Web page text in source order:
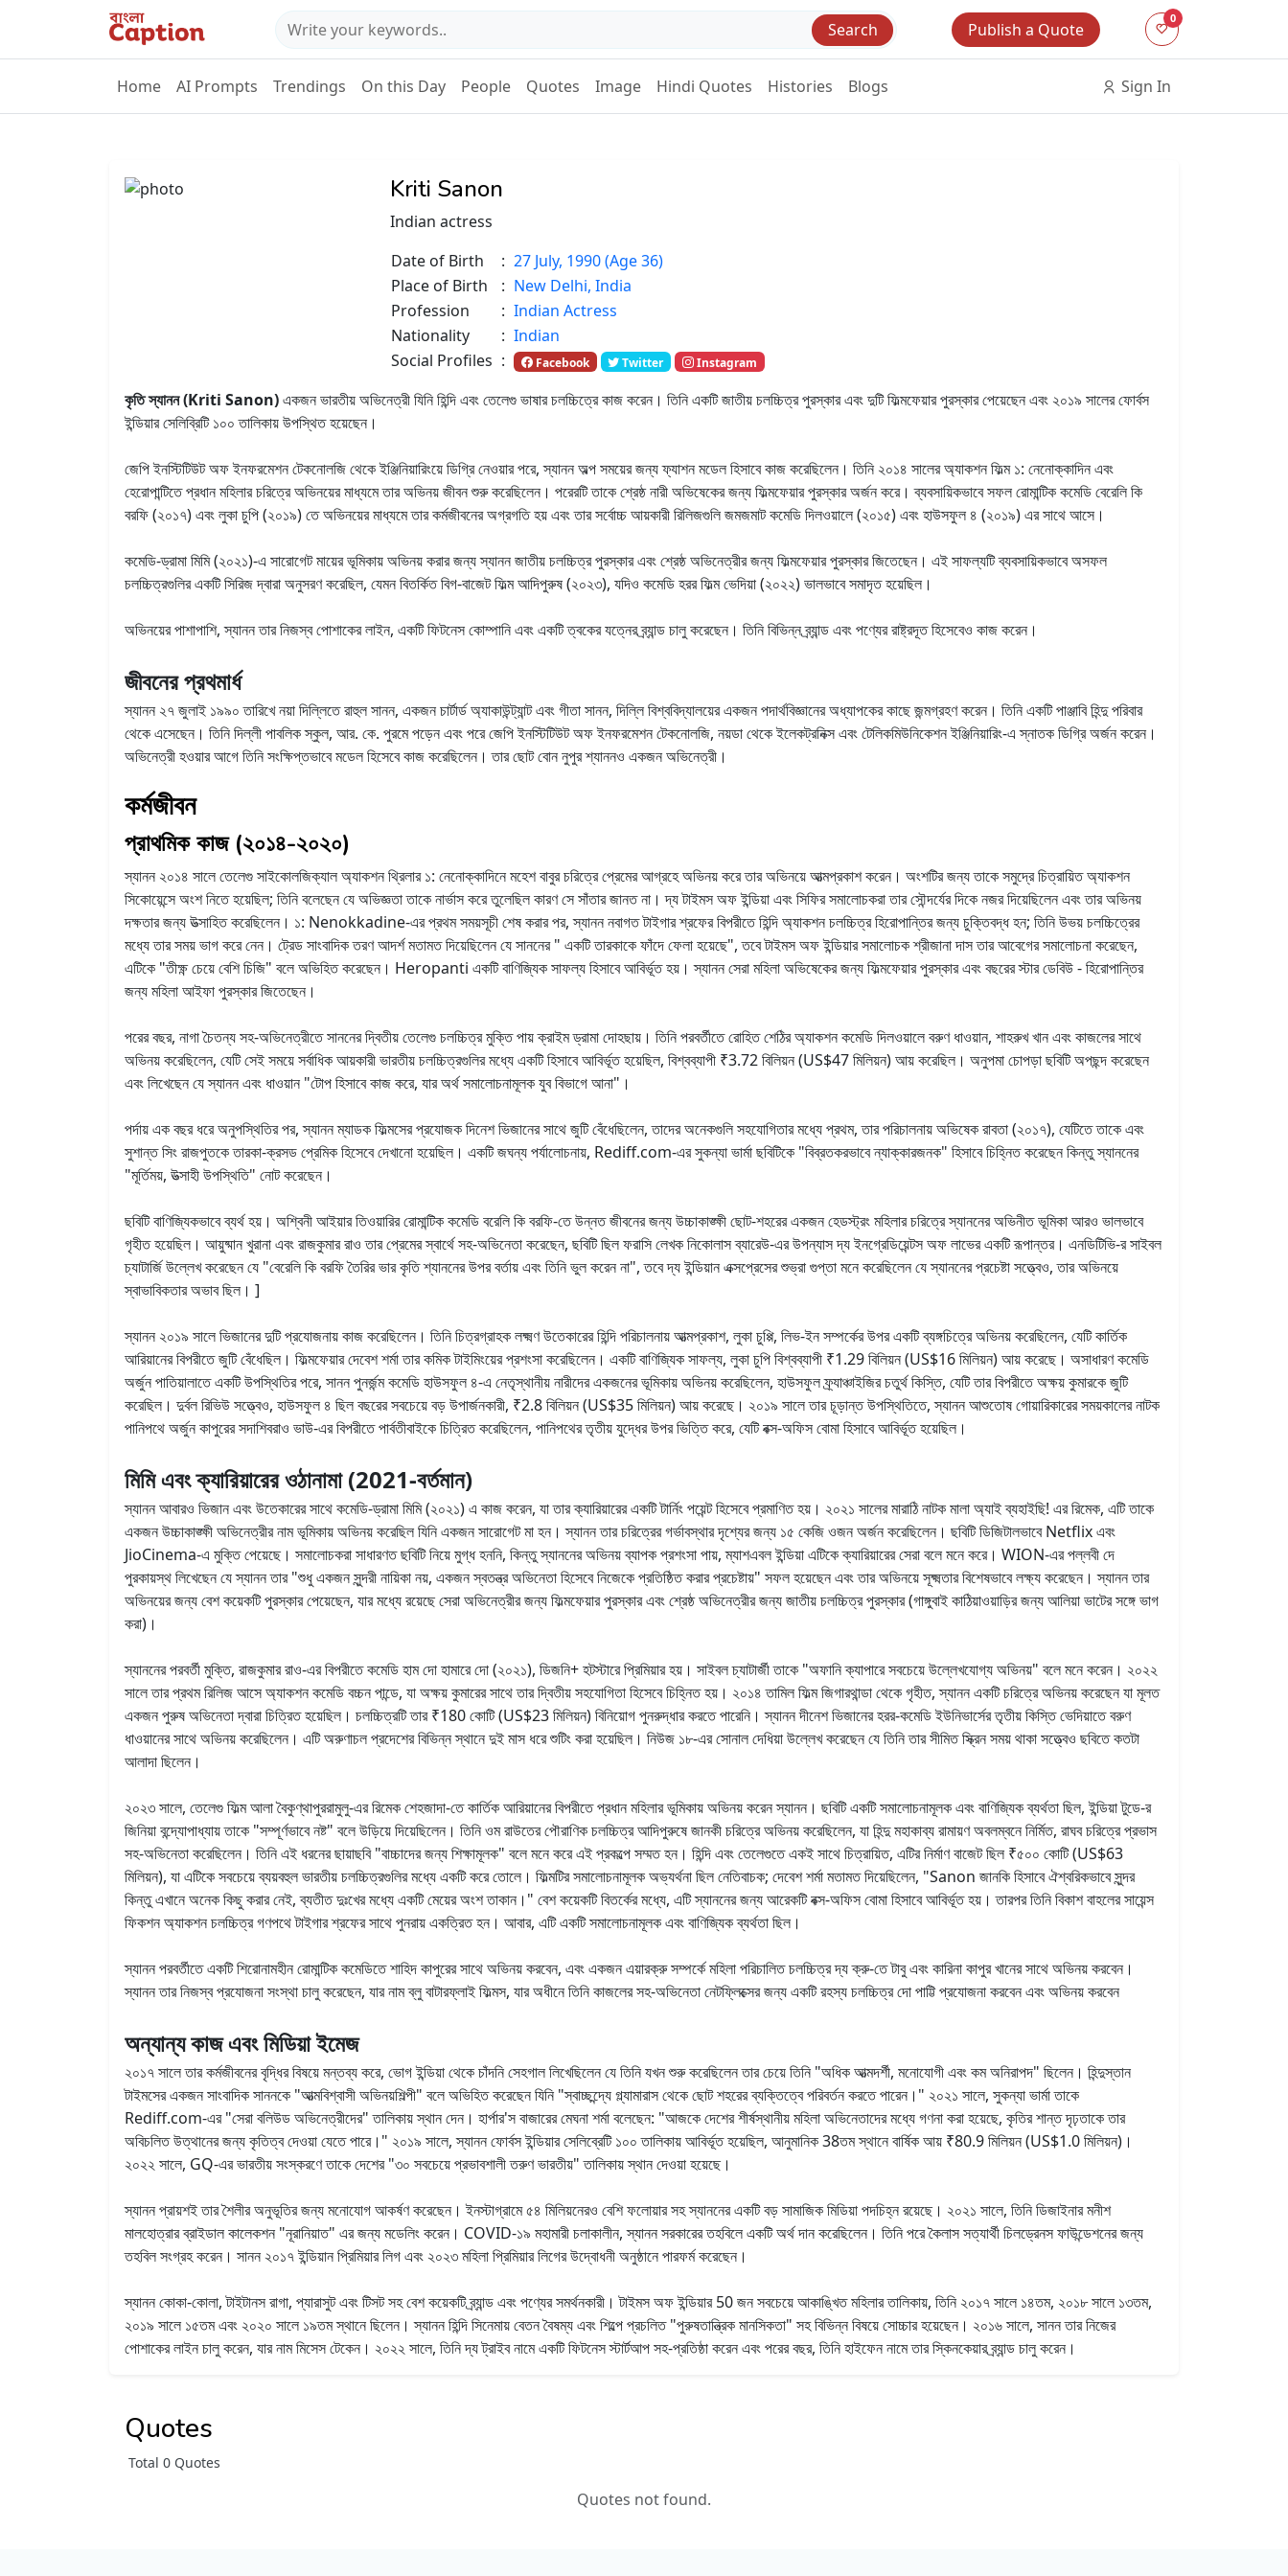
Search Publish a Quote
0
Home AI Prompts Trendings On this Day People Quotes Image Hindi Quotes Histories Blogs Sign In
Kriti Sanon
Indian actress
Date of Birth
: 27 July, 1990 (Age 36)
Place of Birth
: New Delhi, India
Profession
: Indian Actress
Nationality
: Indian
Social Profiles : Facebook Twitter Instagram
কৃতি স্যানন (Kriti Sanon)একজন ভারতীয় অভিনেত্রী যিনি হিন্দি এবং তেলেগু ভাষার চলচ্চিত্রে কাজ করেন। তিনি একটি জাতীয় চলচ্চিত্র পুরস্কার এবং দুটি ফিল্মফেয়ার পুরস্কার পেয়েছেন এবং ২০১৯ সালের ফোর্বস
ইন্ডিয়ার সেলিব্রিটি ১০০ তালিকায় উপস্থিত হয়েছেন।
জেপি ইনস্টিটিউট অফ ইনফরমেশন টেকনোলজি থেকে ইঞ্জিনিয়ারিংয়ে ডিগ্রি নেওয়ার পরে, স্যানন অল্প সময়ের জন্য ফ্যাশন মডেল হিসাবে কাজ করেছিলেন। তিনি ২০১৪ সালের অ্যাকশন ফিল্ম ১: নেনোক্কাদিন এবং
হেরোপান্টিতে প্রধান মহিলার চরিত্রে অভিনয়ের মাধ্যমে তার অভিনয় জীবন শুরু করেছিলেন। পরেরটি তাকে শ্রেষ্ঠ নারী অভিষেকের জন্য ফিল্মফেয়ার পুরস্কার অর্জন করে। ব্যবসায়িকভাবে সফল রোমান্টিক কমেডি বেরেলি কি
বরফি (২০১৭) এবং লুকা চুপি (২০১৯) তে অভিনয়ের মাধ্যমে তার কর্মজীবনের অগ্রগতি হয় এবং তার সর্বোচ্চ আয়কারী রিলিজগুলি জমজমাট কমেডি দিলওয়ালে (২০১৫) এবং হাউসফুল ৪ (২০১৯) এর সাথে আসে।
কমেডি-ড্রামা মিমি (২০২১)-এ সারোগেট মায়ের ভূমিকায় অভিনয় করার জন্য স্যানন জাতীয় চলচ্চিত্র পুরস্কার এবং শ্রেষ্ঠ অভিনেত্রীর জন্য ফিল্মফেয়ার পুরস্কার জিতেছেন। এই সাফল্যটি ব্যবসায়িকভাবে অসফল
চলচ্চিত্রগুলির একটি সিরিজ দ্বারা অনুসরণ করেছিল, যেমন বিতর্কিত বিগ-বাজেট ফিল্ম আদিপুরুষ (২০২৩), যদিও কমেডি হরর ফিল্ম ভেদিয়া (২০২২) ভালভাবে সমাদৃত হয়েছিল।
অভিনয়ের পাশাপাশি, স্যানন তার নিজস্ব পোশাকের লাইন, একটি ফিটনেস কোম্পানি এবং একটি ত্বকের যত্নের ব্র্যান্ড চালু করেছেন। তিনি বিভিন্ন ব্র্যান্ড এবং পণ্যের রাষ্ট্রদূত হিসেবেও কাজ করেন।
জীবনের প্রথমার্ধ
স্যানন ২৭ জুলাই ১৯৯০ তারিখে নয়া দিল্লিতে রাহুল সানন, একজন চার্টার্ড অ্যাকাউন্ট্যান্ট এবং গীতা সানন, দিল্লি বিশ্ববিদ্যালয়ের একজন পদার্থবিজ্ঞানের অধ্যাপকের কাছে জন্মগ্রহণ করেন। তিনি একটি পাঞ্জাবি হিন্দু পরিবার
থেকে এসেছেন। তিনি দিল্লী পাবলিক স্কুল, আর. কে. পুরমে পড়েন এবং পরে জেপি ইনস্টিটিউট অফ ইনফরমেশন টেকনোলজি, নয়ডা থেকে ইলেকট্রনিক্স এবং টেলিকমিউনিকেশন ইঞ্জিনিয়ারিং-এ স্নাতক ডিগ্রি অর্জন করেন।
অভিনেত্রী হওয়ার আগে তিনি সংক্ষিপ্তভাবে মডেল হিসেবে কাজ করেছিলেন। তার ছোট বোন নুপুর শ্যাননও একজন অভিনেত্রী।
কর্মজীবন
প্রাথমিক কাজ (২০১৪-২০২০)
স্যানন ২০১৪ সালে তেলেগু সাইকোলজিক্যাল অ্যাকশন থ্রিলার ১: নেনোক্কাদিনে মহেশ বাবুর চরিত্রে প্রেমের আগ্রহে অভিনয় করে তার অভিনয়ে আত্মপ্রকাশ করেন। অংশটির জন্য তাকে সমুদ্রে চিত্রায়িত অ্যাকশন
সিকোয়েন্সে অংশ নিতে হয়েছিল; তিনি বলেছেন যে অভিজ্ঞতা তাকে নার্ভাস করে তুলেছিল কারণ সে সাঁতার জানত না। দ্য টাইমস অফ ইন্ডিয়া এবং সিফির সমালোচকরা তার সৌন্দর্যের দিকে নজর দিয়েছিলেন এবং তার অভিনয়
দক্ষতার জন্য উত্সাহিত করেছিলেন। ১: Nenokkadine-এর প্রথম সময়সূচী শেষ করার পর, স্যানন নবাগত টাইগার শ্রফের বিপরীতে হিন্দি অ্যাকশন চলচ্চিত্র হিরোপান্তির জন্য চুক্তিবদ্ধ হন; তিনি উভয় চলচ্চিত্রের
মধ্যে তার সময় ভাগ করে নেন। ট্রেড সাংবাদিক তরণ আদর্শ মতামত দিয়েছিলেন যে সাননের " একটি তারকাকে ফাঁদে ফেলা হয়েছে", তবে টাইমস অফ ইন্ডিয়ার সমালোচক শ্রীজানা দাস তার আবেগের সমালোচনা করেছেন,
এটিকে "তীক্ষ্ণ চেয়ে বেশি চিজি" বলে অভিহিত করেছেন। Heropanti একটি বাণিজ্যিক সাফল্য হিসাবে আবির্ভূত হয়। স্যানন সেরা মহিলা অভিষেকের জন্য ফিল্মফেয়ার পুরস্কার এবং বছরের স্টার ডেবিউ - হিরোপান্তির
জন্য মহিলা আইফা পুরস্কার জিতেছেন।
পরের বছর, নাগা চৈতন্য সহ-অভিনেত্রীতে সাননের দ্বিতীয় তেলেগু চলচ্চিত্র মুক্তি পায় ক্রাইম ড্রামা দোহছায়। তিনি পরবর্তীতে রোহিত শেঠির অ্যাকশন কমেডি দিলওয়ালে বরুণ ধাওয়ান, শাহরুখ খান এবং কাজলের সাথে
অভিনয় করেছিলেন, যেটি সেই সময়ে সর্বাধিক আয়কারী ভারতীয় চলচ্চিত্রগুলির মধ্যে একটি হিসাবে আবির্ভূত হয়েছিল, বিশ্বব্যাপী ₹3.72 বিলিয়ন (US$47 মিলিয়ন) আয় করেছিল। অনুপমা চোপড়া ছবিটি অপছন্দ করেছেন
এবং লিখেছেন যে স্যানন এবং ধাওয়ান "টোপ হিসাবে কাজ করে, যার অর্থ সমালোচনামূলক যুব বিভাগে আনা"।
পর্দায় এক বছর ধরে অনুপস্থিতির পর, স্যানন ম্যাডক ফিল্মসের প্রযোজক দিনেশ ভিজানের সাথে জুটি বেঁধেছিলেন, তাদের অনেকগুলি সহযোগিতার মধ্যে প্রথম, তার পরিচালনায় অভিষেক রাবতা (২০১৭), যেটিতে তাকে এবং
সুশান্ত সিং রাজপুতকে তারকা-ক্রসড প্রেমিক হিসেবে দেখানো হয়েছিল। একটি জঘন্য পর্যালোচনায়, Rediff.com-এর সুকন্যা ভার্মা ছবিটিকে "বিব্রতকরভাবে ন্যাক্কারজনক" হিসাবে চিহ্নিত করেছেন কিন্তু স্যাননের
"মূর্তিময়, উত্সাহী উপস্থিতি" নোট করেছেন।
ছবিটি বাণিজ্যিকভাবে ব্যর্থ হয়। অশ্বিনী আইয়ার তিওয়ারির রোমান্টিক কমেডি বরেলি কি বরফি-তে উন্নত জীবনের জন্য উচ্চাকাঙ্ক্ষী ছোট-শহরের একজন হেডস্ট্রং মহিলার চরিত্রে স্যাননের অভিনীত ভূমিকা আরও ভালভাবে
গৃহীত হয়েছিল। আয়ুষ্মান খুরানা এবং রাজকুমার রাও তার প্রেমের স্বার্থে সহ-অভিনেতা করেছেন, ছবিটি ছিল ফরাসি লেখক নিকোলাস ব্যারেউ-এর উপন্যাস দ্য ইনগ্রেডিয়েন্টস অফ লাভের একটি রূপান্তর। এনডিটিভি-র সাইবল
চ্যাটার্জি উল্লেখ করেছেন যে "বেরেলি কি বরফি তৈরির ভার কৃতি শ্যাননের উপর বর্তায় এবং তিনি ভুল করেন না", তবে দ্য ইন্ডিয়ান এক্সপ্রেসের শুভ্রা গুপ্তা মনে করেছিলেন যে স্যাননের প্রচেষ্টা সত্ত্বেও, তার অভিনয়ে
স্বাভাবিকতার অভাব ছিল। ]
স্যানন ২০১৯ সালে ভিজানের দুটি প্রযোজনায় কাজ করেছিলেন। তিনি চিত্রগ্রাহক লক্ষ্মণ উতেকারের হিন্দি পরিচালনায় আত্মপ্রকাশ, লুকা চুপ্পি, লিভ-ইন সম্পর্কের উপর একটি ব্যঙ্গচিত্রে অভিনয় করেছিলেন, যেটি কার্তিক
আরিয়ানের বিপরীতে জুটি বেঁধেছিল। ফিল্মফেয়ার দেবেশ শর্মা তার কমিক টাইমিংয়ের প্রশংসা করেছিলেন। একটি বাণিজ্যিক সাফল্য, লুকা চুপি বিশ্বব্যাপী ₹1.29 বিলিয়ন (US$16 মিলিয়ন) আয় করেছে। অসাধারণ কমেডি
অর্জুন পাতিয়ালাতে একটি উপস্থিতির পরে, সানন পুনর্জন্ম কমেডি হাউসফুল ৪-এ নেতৃস্থানীয় নারীদের একজনের ভূমিকায় অভিনয় করেছিলেন, হাউসফুল ফ্র্যাঞ্চাইজির চতুর্থ কিস্তি, যেটি তার বিপরীতে অক্ষয় কুমারকে জুটি
করেছিল। দুর্বল রিভিউ সত্ত্বেও, হাউসফুল ৪ ছিল বছরের সবচেয়ে বড় উপার্জনকারী, ₹2.8 বিলিয়ন (US$35 মিলিয়ন) আয় করেছে। ২০১৯ সালে তার চূড়ান্ত উপস্থিতিতে, স্যানন আশুতোষ গোয়ারিকারের সময়কালের নাটক
পানিপথে অর্জুন কাপুরের সদাশিবরাও ভাউ-এর বিপরীতে পার্বতীবাইকে চিত্রিত করেছিলেন, পানিপথের তৃতীয় যুদ্ধের উপর ভিত্তি করে, যেটি বক্স-অফিস বোমা হিসাবে আবির্ভূত হয়েছিল।
মিমি এবং ক্যারিয়ারের ওঠানামা (2021-বর্তমান)
স্যানন আবারও ভিজান এবং উতেকারের সাথে কমেডি-ড্রামা মিমি (২০২১) এ কাজ করেন, যা তার ক্যারিয়ারের একটি টার্নিং পয়েন্ট হিসেবে প্রমাণিত হয়। ২০২১ সালের মারাঠি নাটক মালা অ্যাই ব্যহাইছি! এর রিমেক, এটি তাকে
একজন উচ্চাকাঙ্ক্ষী অভিনেত্রীর নাম ভূমিকায় অভিনয় করেছিল যিনি একজন সারোগেট মা হন। স্যানন তার চরিত্রের গর্ভাবস্থার দৃশ্যের জন্য ১৫ কেজি ওজন অর্জন করেছিলেন। ছবিটি ডিজিটালভাবে Netflix এবং
JioCinema-এ মুক্তি পেয়েছে। সমালোচকরা সাধারণত ছবিটি নিয়ে মুগ্ধ হননি, কিন্তু স্যাননের অভিনয় ব্যাপক প্রশংসা পায়, ম্যাশএবল ইন্ডিয়া এটিকে ক্যারিয়ারের সেরা বলে মনে করে। WION-এর পল্লবী দে
পুরকায়স্থ লিখেছেন যে স্যানন তার "শুধু একজন সুন্দরী নায়িকা নয়, একজন স্বতন্ত্র অভিনেতা হিসেবে নিজেকে প্রতিষ্ঠিত করার প্রচেষ্টায়" সফল হয়েছেন এবং তার অভিনয়ে সূক্ষ্মতার বিশেষভাবে লক্ষ্য করেছেন। স্যানন তার
অভিনয়ের জন্য বেশ কয়েকটি পুরস্কার পেয়েছেন, যার মধ্যে রয়েছে সেরা অভিনেত্রীর জন্য ফিল্মফেয়ার পুরস্কার এবং শ্রেষ্ঠ অভিনেত্রীর জন্য জাতীয় চলচ্চিত্র পুরস্কার (গাঙ্গুবাই কাঠিয়াওয়াড়ির জন্য আলিয়া ভাটের সঙ্গে ভাগ
করা)।
স্যাননের পরবর্তী মুক্তি, রাজকুমার রাও-এর বিপরীতে কমেডি হাম দো হামারে দো (২০২১), ডিজনি+ হটস্টারে প্রিমিয়ার হয়। সাইবল চ্যাটার্জী তাকে "অফানি ক্যাপারে সবচেয়ে উল্লেখযোগ্য অভিনয়" বলে মনে করেন। ২০২২
সালে তার প্রথম রিলিজ আসে অ্যাকশন কমেডি বচ্চন পান্ডে, যা অক্ষয় কুমারের সাথে তার দ্বিতীয় সহযোগিতা হিসেবে চিহ্নিত হয়। ২০১৪ তামিল ফিল্ম জিগারথান্ডা থেকে গৃহীত, স্যানন একটি চরিত্রে অভিনয় করেছেন যা মূলত
একজন পুরুষ অভিনেতা দ্বারা চিত্রিত হয়েছিল। চলচ্চিত্রটি তার ₹180 কোটি (US$23 মিলিয়ন) বিনিয়োগ পুনরুদ্ধার করতে পারেনি। স্যানন দীনেশ ভিজানের হরর-কমেডি ইউনিভার্সের তৃতীয় কিস্তি ভেদিয়াতে বরুণ
ধাওয়ানের সাথে অভিনয় করেছিলেন। এটি অরুণাচল প্রদেশের বিভিন্ন স্থানে দুই মাস ধরে শুটিং করা হয়েছিল। নিউজ ১৮-এর সোনাল দেধিয়া উল্লেখ করেছেন যে তিনি তার সীমিত স্ক্রিন সময় থাকা সত্ত্বেও ছবিতে কতটা
আলাদা ছিলেন।
২০২৩ সালে, তেলেগু ফিল্ম আলা বৈকুণ্থাপুররামুলু-এর রিমেক শেহজাদা-তে কার্তিক আরিয়ানের বিপরীতে প্রধান মহিলার ভূমিকায় অভিনয় করেন স্যানন। ছবিটি একটি সমালোচনামূলক এবং বাণিজ্যিক ব্যর্থতা ছিল, ইন্ডিয়া টুডে-র
জিনিয়া বন্দ্যোপাধ্যায় তাকে "সম্পূর্ণভাবে নষ্ট" বলে উড়িয়ে দিয়েছিলেন। তিনি ওম রাউতের পৌরাণিক চলচ্চিত্র আদিপুরুষে জানকী চরিত্রে অভিনয় করেছিলেন, যা হিন্দু মহাকাব্য রামায়ণ অবলম্বনে নির্মিত, রাঘব চরিত্রে প্রভাস
সহ-অভিনেতা করেছিলেন। তিনি এই ধরনের ছায়াছবি "বাচ্চাদের জন্য শিক্ষামূলক" বলে মনে করে এই প্রকল্পে সম্মত হন। হিন্দি এবং তেলেগুতে একই সাথে চিত্রায়িত, এটির নির্মাণ বাজেট ছিল ₹৫০০ কোটি (US$63
মিলিয়ন), যা এটিকে সবচেয়ে ব্যয়বহুল ভারতীয় চলচ্চিত্রগুলির মধ্যে একটি করে তোলে। ফিল্মটির সমালোচনামূলক অভ্যর্থনা ছিল নেতিবাচক; দেবেশ শর্মা মতামত দিয়েছিলেন, "Sanon জানকি হিসাবে ঐশ্বরিকভাবে সুন্দর
কিন্তু এখানে অনেক কিছু করার নেই, ব্যতীত দুঃখের মধ্যে একটি মেয়ের অংশ তাকান।" বেশ কয়েকটি বিতর্কের মধ্যে, এটি স্যাননের জন্য আরেকটি বক্স-অফিস বোমা হিসাবে আবির্ভূত হয়। তারপর তিনি বিকাশ বাহলের সায়েন্স
ফিকশন অ্যাকশন চলচ্চিত্র গণপথে টাইগার শ্রফের সাথে পুনরায় একত্রিত হন। আবার, এটি একটি সমালোচনামূলক এবং বাণিজ্যিক ব্যর্থতা ছিল।
স্যানন পরবর্তীতে একটি শিরোনামহীন রোমান্টিক কমেডিতে শাহিদ কাপুরের সাথে অভিনয় করবেন, এবং একজন এয়ারক্রু সম্পর্কে মহিলা পরিচালিত চলচ্চিত্র দ্য ক্রু-তে টাবু এবং কারিনা কাপুর খানের সাথে অভিনয় করবেন।
স্যানন তার নিজস্ব প্রযোজনা সংস্থা চালু করেছেন, যার নাম ব্লু বাটারফ্লাই ফিল্মস, যার অধীনে তিনি কাজলের সহ-অভিনেতা নেটফ্লিক্সের জন্য একটি রহস্য চলচ্চিত্র দো পাট্টি প্রযোজনা করবেন এবং অভিনয় করবেন
অন্যান্য কাজ এবং মিডিয়া ইমেজ
২০১৭ সালে তার কর্মজীবনের বৃদ্ধির বিষয়ে মন্তব্য করে, ভোগ ইন্ডিয়া থেকে চাঁদনি সেহগাল লিখেছিলেন যে তিনি যখন শুরু করেছিলেন তার চেয়ে তিনি "অধিক আত্মদর্শী, মনোযোগী এবং কম অনিরাপদ" ছিলেন। হিন্দুস্তান
টাইমসের একজন সাংবাদিক সাননকে "আত্মবিশ্বাসী অভিনয়শিল্পী" বলে অভিহিত করেছেন যিনি "স্বাচ্ছন্দ্যে গ্ল্যামারাস থেকে ছোট শহরের ব্যক্তিত্বে পরিবর্তন করতে পারেন।" ২০২১ সালে, সুকন্যা ভার্মা তাকে
Rediff.com-এর "সেরা বলিউড অভিনেত্রীদের" তালিকায় স্থান দেন। হার্পার'স বাজারের মেঘনা শর্মা বলেছেন: "আজকে দেশের শীর্ষস্থানীয় মহিলা অভিনেতাদের মধ্যে গণনা করা হয়েছে, কৃতির শান্ত দৃঢ়তাকে তার
অবিচলিত উত্থানের জন্য কৃতিত্ব দেওয়া যেতে পারে।" ২০১৯ সালে, স্যানন ফোর্বস ইন্ডিয়ার সেলিব্রেটি ১০০ তালিকায় আবির্ভূত হয়েছিল, আনুমানিক 38তম স্থানে বার্ষিক আয় ₹80.9 মিলিয়ন (US$1.0 মিলিয়ন)।
২০২২ সালে, GQ-এর ভারতীয় সংস্করণে তাকে দেশের "৩০ সবচেয়ে প্রভাবশালী তরুণ ভারতীয়" তালিকায় স্থান দেওয়া হয়েছে।
স্যানন প্রায়শই তার শৈলীর অনুভূতির জন্য মনোযোগ আকর্ষণ করেছেন। ইনস্টাগ্রামে ৫৪ মিলিয়নেরও বেশি ফলোয়ার সহ স্যাননের একটি বড় সামাজিক মিডিয়া পদচিহ্ন রয়েছে। ২০২১ সালে, তিনি ডিজাইনার মনীশ
মালহোত্রার ব্রাইডাল কালেকশন "নূরানিয়াত" এর জন্য মডেলিং করেন। COVID-১৯ মহামারী চলাকালীন, স্যানন সরকারের তহবিলে একটি অর্থ দান করেছিলেন। তিনি পরে কৈলাস সত্যার্থী চিলড্রেনস ফাউন্ডেশনের জন্য
তহবিল সংগ্রহ করেন। সানন ২০১৭ ইন্ডিয়ান প্রিমিয়ার লিগ এবং ২০২৩ মহিলা প্রিমিয়ার লিগের উদ্বোধনী অনুষ্ঠানে পারফর্ম করেছেন।
স্যানন কোকা-কোলা, টাইটানস রাগা, প্যারাসুট এবং টিসট সহ বেশ কয়েকটি ব্র্যান্ড এবং পণ্যের সমর্থনকারী। টাইমস অফ ইন্ডিয়ার 50 জন সবচেয়ে আকাঙ্খিত মহিলার তালিকায়, তিনি ২০১৭ সালে ১৪তম, ২০১৮ সালে ১৩তম,
২০১৯ সালে ১৫তম এবং ২০২০ সালে ১৯তম স্থানে ছিলেন। স্যানন হিন্দি সিনেমায় বেতন বৈষম্য এবং শিল্পে প্রচলিত "পুরুষতান্ত্রিক মানসিকতা" সহ বিভিন্ন বিষয়ে সোচ্চার হয়েছেন। ২০১৬ সালে, সানন তার নিজের
পোশাকের লাইন চালু করেন, যার নাম মিসেস টেকেন। ২০২২ সালে, তিনি দ্য ট্রাইব নামে একটি ফিটনেস স্টার্টআপ সহ-প্রতিষ্ঠা করেন এবং পরের বছর, তিনি হাইফেন নামে তার স্কিনকেয়ার ব্র্যান্ড চালু করেন।
Quotes
Total 0 Quotes
Quotes not found.